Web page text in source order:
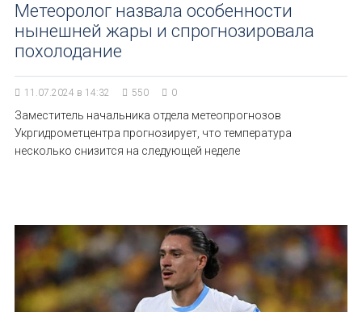
Метеоролог назвала особенности
нынешней жары и спрогнозировала
похолодание
11.07.2024 в 14:32 550 0
Заместитель начальника отдела метеопрогнозов
Укргидрометцентра прогнозирует, что температура
несколько снизится на следующей неделе